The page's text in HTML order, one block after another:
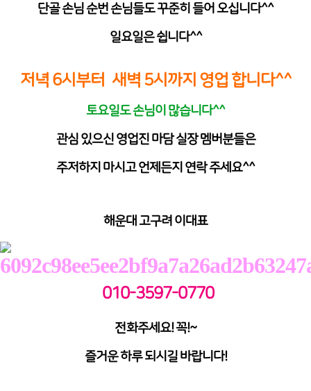
단골 손님 순번 손님들도 꾸준히 들어 오십니다^^
일요일은 쉽니다^^
저녁 6시부터 새벽 5시까지 영업 합니다^^
토요일도 손님이 많습니다^^
관심 있으신 영업진 마담 실장 멤버분들은
주저하지 마시고 언제든지 연락 주세요^^
해운대 고구려 이대표
010-3597-0770
전화주세요! 꼭!~
즐거운 하루 되시길 바랍니다!